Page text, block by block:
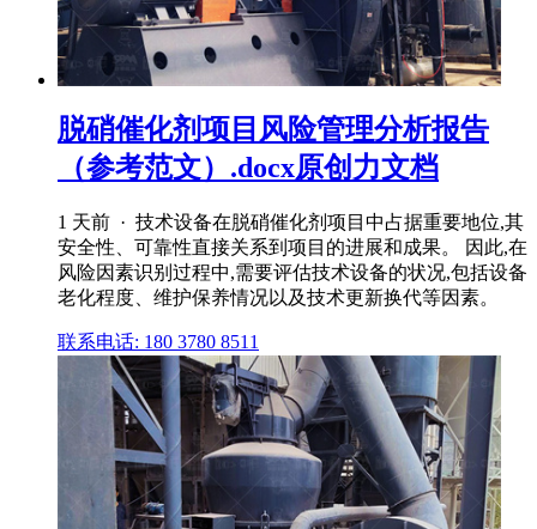
脱硝催化剂项目风险管理分析报告
（参考范文）.docx原创力文档
1 天前 · 技术设备在脱硝催化剂项目中占据重要地位,其
安全性、可靠性直接关系到项目的进展和成果。 因此,在
风险因素识别过程中,需要评估技术设备的状况,包括设备
老化程度、维护保养情况以及技术更新换代等因素。
联系电话: 180 3780 8511